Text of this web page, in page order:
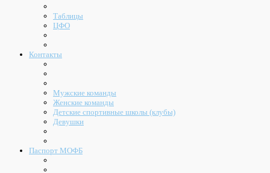
Таблицы
ЦФО
Контакты
Мужские команды
Женские команды
Детские спортивные школы (клубы)
Девушки
Паспорт МОФБ